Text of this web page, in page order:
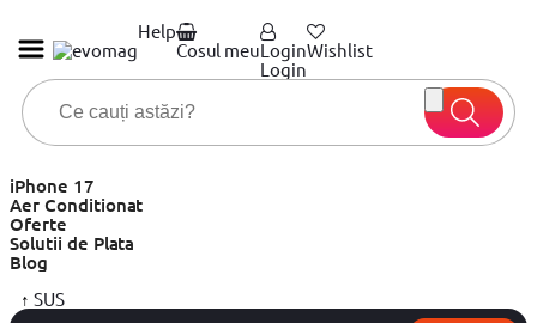
Help
Cosul meuLogin
Login
Wishlist
iPhone 17
Aer Conditionat
Oferte
Solutii de Plata
Blog
↑ SUS